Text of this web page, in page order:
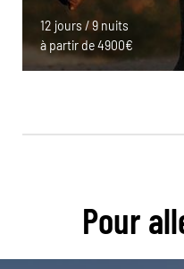
12 jours / 9 nuits
à partir de 4900€
Pour